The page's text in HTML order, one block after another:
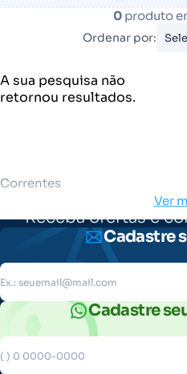
0produto
Ordenar por:
A sua pesquisa não
retornou resultados.
Correntes
Ver
Receba ofertas e
Cadastre
Cadastre